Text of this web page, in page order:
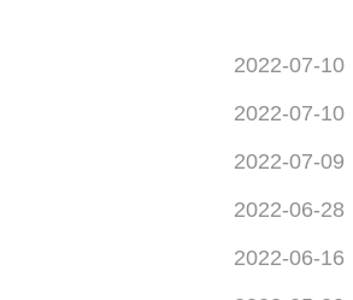
2022-07-10
2022-07-10
2022-07-09
2022-06-28
2022-06-16